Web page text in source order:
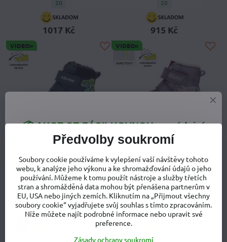
Dětské chlapecké zimní barefoot boty D.D.Step Tmavě
20
1017 Kč
Barefoot dětské zimní
20
915 Kč
25%
VIDEO»
Chlapecké barefoot zimní
boty DD Step Tmavě modré
Tyranosaurus 063-968
Chlapecké barefoot zimní boty DD Step Tmavě modré
36
VIDEO»
Dívčí zimní barefoot boty DD
Step Violet Oslík 063-511A
Dívčí zimní barefoot
34
1145 Kč
Předvolby soukromí
Soubory cookie používáme k vylepšení vaší návštěvy tohoto
webu, k analýze jeho výkonu a ke shromažďování údajů o jeho
používání. Můžeme k tomu použít nástroje a služby třetích
stran a shromážděná data mohou být přenášena partnerům v
EU, USA nebo jiných zemích. Kliknutím na „Přijmout všechny
soubory cookie“ vyjadřujete svůj souhlas s tímto zpracováním.
Níže můžete najít podrobné informace nebo upravit své
preference.
Zásady ochrany soukromí
📦 AKCE SE ZÁSILKOVNOU na výdejní
místa - VYUŽIJTE JI NYNÍ❗